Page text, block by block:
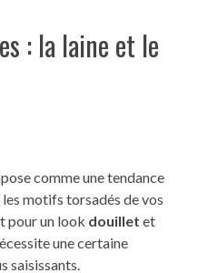
: la laine et le
comme une tendance
motifs torsadés de vos
pour un look douillet et
une certaine
saisissants.